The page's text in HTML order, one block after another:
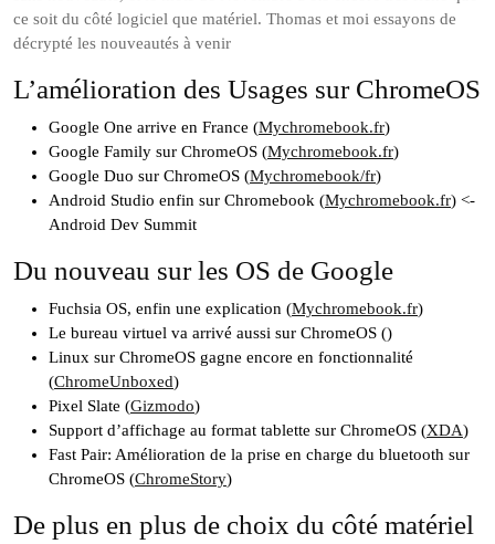
ce soit du côté logiciel que matériel. Thomas et moi essayons de
décrypté les nouveautés à venir
L’amélioration des Usages sur ChromeOS
Google One arrive en France (Mychromebook.fr)
Google Family sur ChromeOS (Mychromebook.fr)
Google Duo sur ChromeOS (Mychromebook/fr)
Android Studio enfin sur Chromebook (Mychromebook.fr) <-
Android Dev Summit
Du nouveau sur les OS de Google
Fuchsia OS, enfin une explication (Mychromebook.fr)
Le bureau virtuel va arrivé aussi sur ChromeOS ()
Linux sur ChromeOS gagne encore en fonctionnalité
(ChromeUnboxed)
Pixel Slate (Gizmodo)
Support d’affichage au format tablette sur ChromeOS (XDA)
Fast Pair: Amélioration de la prise en charge du bluetooth sur
ChromeOS (ChromeStory)
De plus en plus de choix du côté matériel